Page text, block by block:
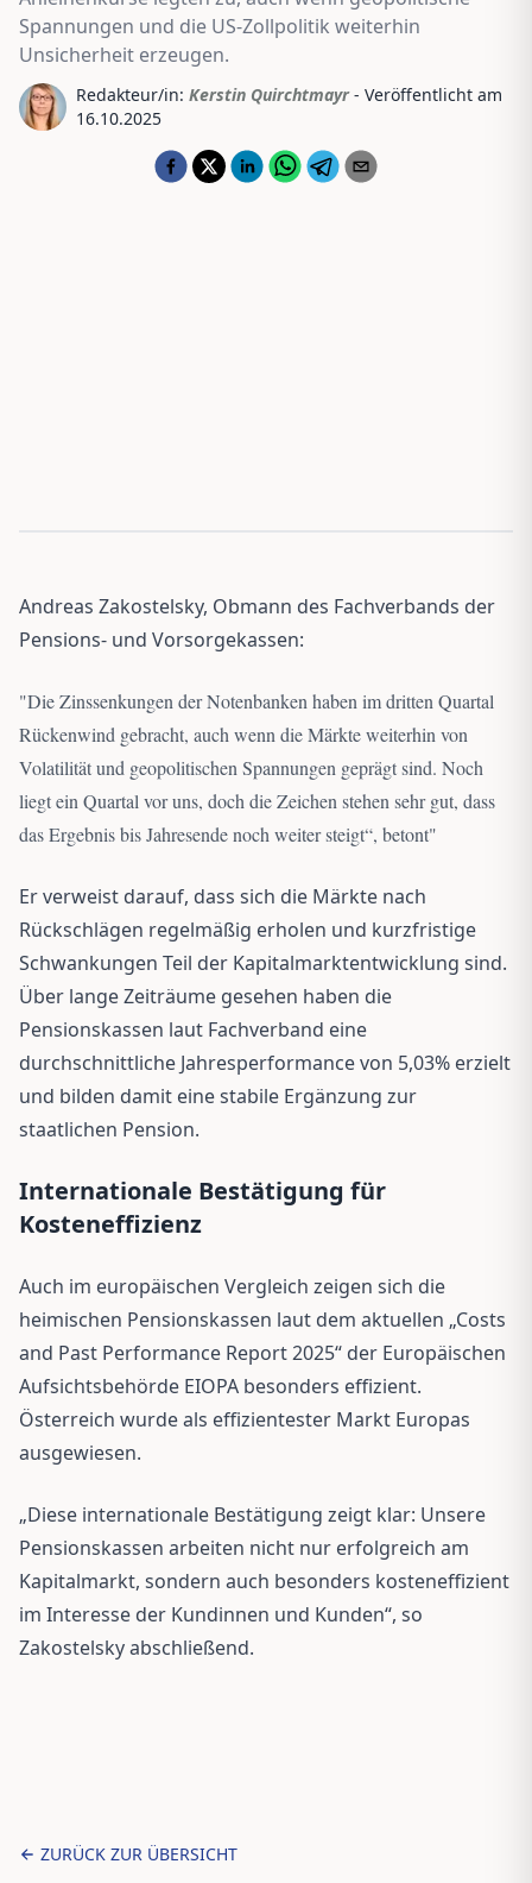
Spannungen und die US-Zollpolitik weiterhin
Unsicherheit erzeugen.
Redakteur/in: Kerstin Quirchtmayr - Veröffentlicht am
16.10.2025
Andreas Zakostelsky, Obmann des Fachverbands der
Pensions- und Vorsorgekassen:
"Die Zinssenkungen der Notenbanken haben im dritten Quartal
Rückenwind gebracht, auch wenn die Märkte weiterhin von
Volatilität und geopolitischen Spannungen geprägt sind. Noch
liegt ein Quartal vor uns, doch die Zeichen stehen sehr gut, dass
das Ergebnis bis Jahresende noch weiter steigt“, betont"
Er verweist darauf, dass sich die Märkte nach
Rückschlägen regelmäßig erholen und kurzfristige
Schwankungen Teil der Kapitalmarktentwicklung sind.
Über lange Zeiträume gesehen haben die
Pensionskassen laut Fachverband eine
durchschnittliche Jahresperformance von 5,03% erzielt
und bilden damit eine stabile Ergänzung zur
staatlichen Pension.
Internationale Bestätigung für
Kosteneffizienz
Auch im europäischen Vergleich zeigen sich die
heimischen Pensionskassen laut dem aktuellen „Costs
and Past Performance Report 2025“ der Europäischen
Aufsichtsbehörde EIOPA besonders effizient.
Österreich wurde als effizientester Markt Europas
ausgewiesen.
„Diese internationale Bestätigung zeigt klar: Unsere
Pensionskassen arbeiten nicht nur erfolgreich am
Kapitalmarkt, sondern auch besonders kosteneffizient
im Interesse der Kundinnen und Kunden“, so
Zakostelsky abschließend.
ZURÜCK ZUR ÜBERSICHT